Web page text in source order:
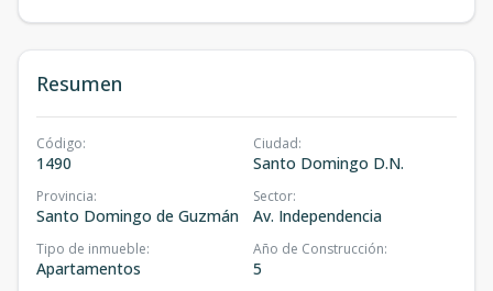
Resumen
Código:
1490
Ciudad:
Santo Domingo D.N.
Provincia:
Santo Domingo de Guzmán
Sector:
Av. Independencia
Tipo de inmueble:
Apartamentos
Año de Construcción:
5